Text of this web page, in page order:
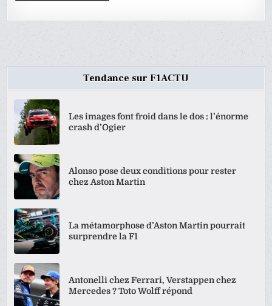
Tendance sur F1ACTU
Les images font froid dans le dos : l’énorme
crash d’Ogier
Alonso pose deux conditions pour rester
chez Aston Martin
La métamorphose d’Aston Martin pourrait
surprendre la F1
Antonelli chez Ferrari, Verstappen chez
Mercedes ? Toto Wolff répond